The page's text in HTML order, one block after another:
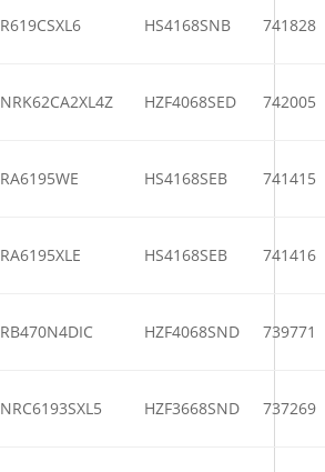
R619CSXL6 HS4168SNB 741828
NRK62CA2XL4Z HZF4068SED 742005
RA6195WE HS4168SEB 741415
RA6195XLE HS4168SEB 741416
RB470N4DIC HZF4068SND 739771
NRC6193SXL5 HZF3668SND 737269